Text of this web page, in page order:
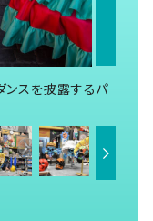
スを披露するパ